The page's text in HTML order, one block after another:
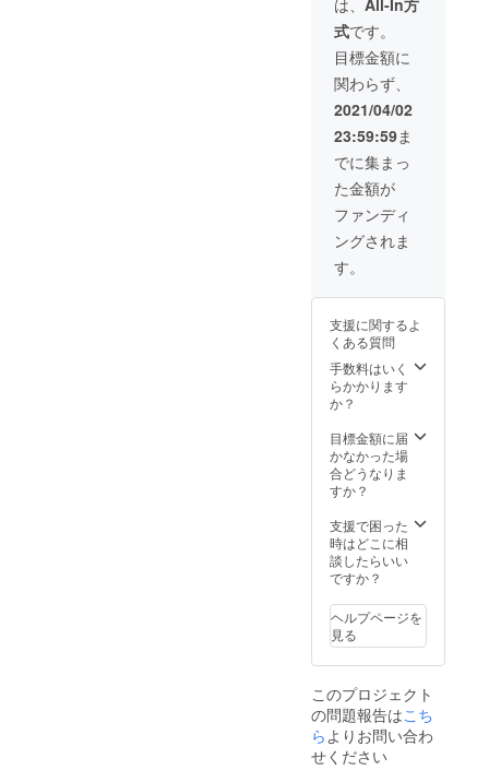
スト8
1995年（第
44回）：1回
戦敗退
1987年（第
36回）：1回
戦敗退
◎総理大臣
杯全日本大
学サッカー
トーナメン
ト
2012年(第36
回)：1回戦突
破・ベスト
16
回）＊9年ぶ
り8度目の出
場
◎東海学生
サッカー
リーグ戦
2020年(第59
回)：[1部] 9
位 [2勝7敗2
分 勝ち点
8] ※11節制
2019年(第58
回)：[2部] 2
の様子
などを
まとめ
たド
キュメ
ンタ
リー動
画をお
送りさ
せてい
ただき
ます。
は、 All-In方
式です。
目標金額に
関わらず、
2021/04/02
23:59:59ま
でに集まっ
た金額が
ファンディ
ングされま
す。
支援に関するよ
くある質問
手数料はいく
らかかります
か？
目標金額に届
かなかった場
合どうなりま
すか？
支援で困った
時はどこに相
談したらいい
ですか？
ヘルプページを
見る
このプロジェクト
の問題報告はこち
らよりお問い合わ
せください